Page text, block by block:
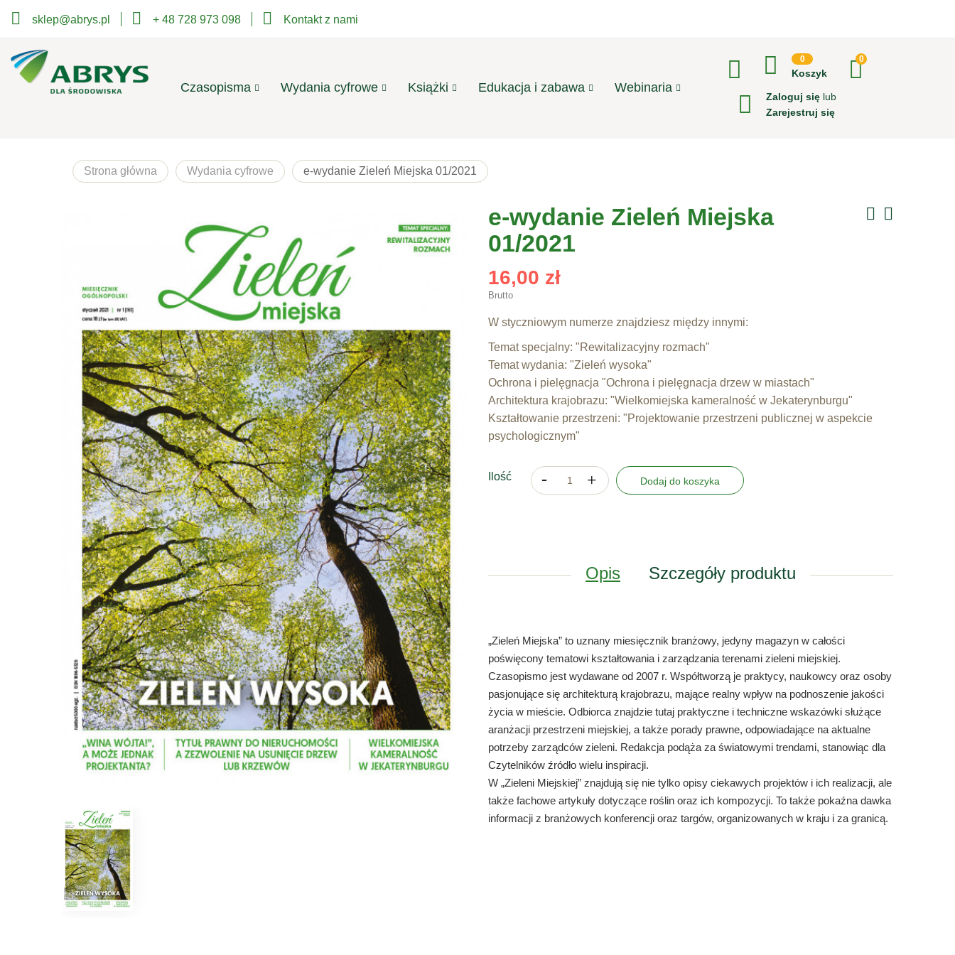
sklep@abrys.pl + 48 728 973 098 Kontakt z nami
0
Koszyk
0
Zaloguj się lub
Zarejestruj się
Czasopisma Wydania cyfrowe Książki Edukacja i zabawa Webinaria
Strona główna Wydania cyfrowe e-wydanie Zieleń Miejska 01/2021
e-wydanie Zieleń Miejska
01/2021
16,00 zł
Brutto
W styczniowym numerze znajdziesz między innymi:
Temat specjalny: "Rewitalizacyjny rozmach"
Temat wydania: "Zieleń wysoka"
Ochrona i pielęgnacja "Ochrona i pielęgnacja drzew w miastach"
Architektura krajobrazu: "Wielkomiejska kameralność w Jekaterynburgu"
Kształtowanie przestrzeni: "Projektowanie przestrzeni publicznej w aspekcie
psychologicznym"
Ilość Dodaj do koszyka
Opis Szczegóły produktu
„Zieleń Miejska” to uznany miesięcznik branżowy, jedyny magazyn w całości
poświęcony tematowi kształtowania i zarządzania terenami zieleni miejskiej.
Czasopismo jest wydawane od 2007 r. Współtworzą je praktycy, naukowcy oraz osoby
pasjonujące się architekturą krajobrazu, mające realny wpływ na podnoszenie jakości
życia w mieście. Odbiorca znajdzie tutaj praktyczne i techniczne wskazówki służące
aranżacji przestrzeni miejskiej, a także porady prawne, odpowiadające na aktualne
potrzeby zarządców zieleni. Redakcja podąża za światowymi trendami, stanowiąc dla
Czytelników źródło wielu inspiracji.
W „Zieleni Miejskiej” znajdują się nie tylko opisy ciekawych projektów i ich realizacji, ale
także fachowe artykuły dotyczące roślin oraz ich kompozycji. To także pokaźna dawka
informacji z branżowych konferencji oraz targów, organizowanych w kraju i za granicą.